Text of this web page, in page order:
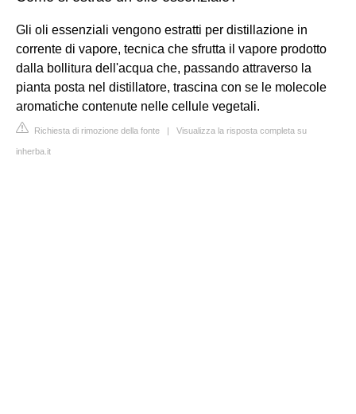
Gli oli essenziali vengono estratti per distillazione in
corrente di vapore, tecnica che sfrutta il vapore prodotto
dalla bollitura dell'acqua che, passando attraverso la
pianta posta nel distillatore, trascina con se le molecole
aromatiche contenute nelle cellule vegetali.
Richiesta di rimozione della fonte | Visualizza la risposta completa su
inherba.it